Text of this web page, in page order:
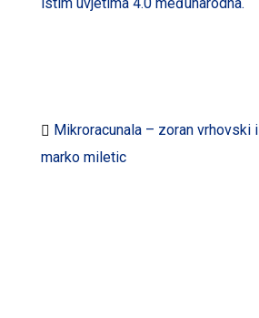
Mikroracunala – zoran vrhovski i
marko miletic